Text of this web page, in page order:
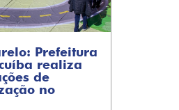
Prefeitura
realiza
de
no